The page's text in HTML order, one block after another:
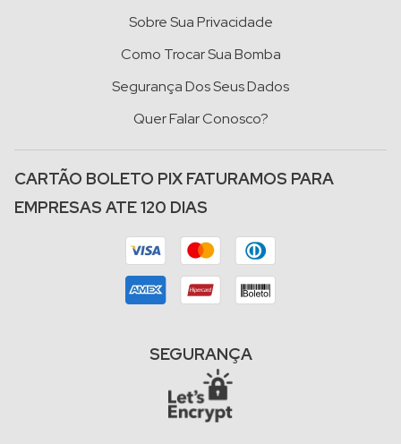
Sobre Sua Privacidade
Como Trocar Sua Bomba
Segurança Dos Seus Dados
Quer Falar Conosco?
CARTÃO BOLETO PIX FATURAMOS PARA
EMPRESAS ATE 120 DIAS
SEGURANÇA